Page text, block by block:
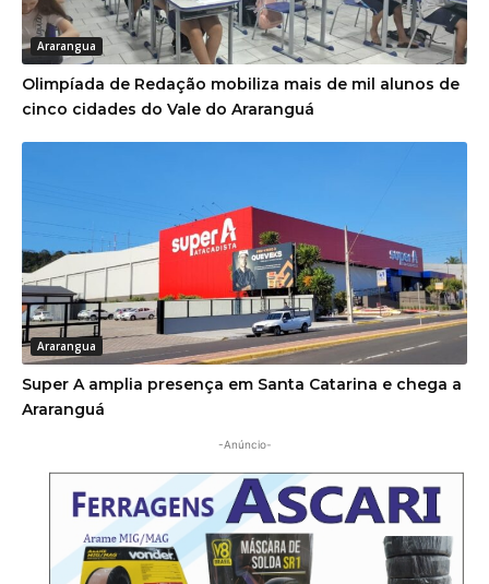
Ararangua
Olimpíada de Redação mobiliza mais de mil alunos de
cinco cidades do Vale do Araranguá
Ararangua
Super A amplia presença em Santa Catarina e chega a
Araranguá
-Anúncio-